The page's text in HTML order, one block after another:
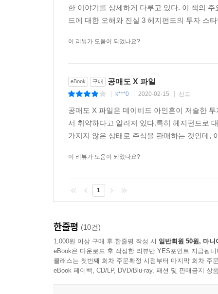
한 이야기를 상세하게 다루고 있다. 이 책의
드에 대한 오해와 진실 3 헤지펀드의 투자 스
이 리뷰가 도움이 되었나요?
eBook 구매 공매도 X 파일
k***0 2020-02-15 신고
공매도 X 파일은 데이비드 아인혼이 저술한
서 취약하다고 알려져 있다.특히 헤지펀드로
가지지 않은 상태로 주식을 판매하는 것인데,
이 리뷰가 도움이 되었나요?
1
한줄평 (10건)
1,000원 이상 구매 후 한줄평 작성 시 일반회원 50원, 마니
eBook은 다운로드 후 작성한 리뷰만 YES포인트 지급됩니
클래스는 첫번째 회차 주문확정 시점부터 마지막 회차 주
eBook 페이백, CD/LP, DVD/Blu-ray, 패션 및 판매금지 상